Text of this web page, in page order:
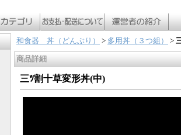
和食器 丼（どんぶり） > 多用丼（３つ組） >
商品詳細
三ﾂ割十草変形丼(中)